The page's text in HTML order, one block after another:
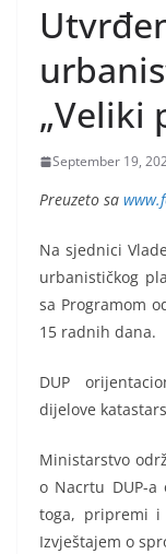
„Veliki
September 19,
Preuzeto sa
Na sjednici
urbanističkog
sa Programom
15 radnih dana.
DUP
dijelove
Ministarstvo
o Nacrtu DUP-
toga, pripremi i
Izvještajem o